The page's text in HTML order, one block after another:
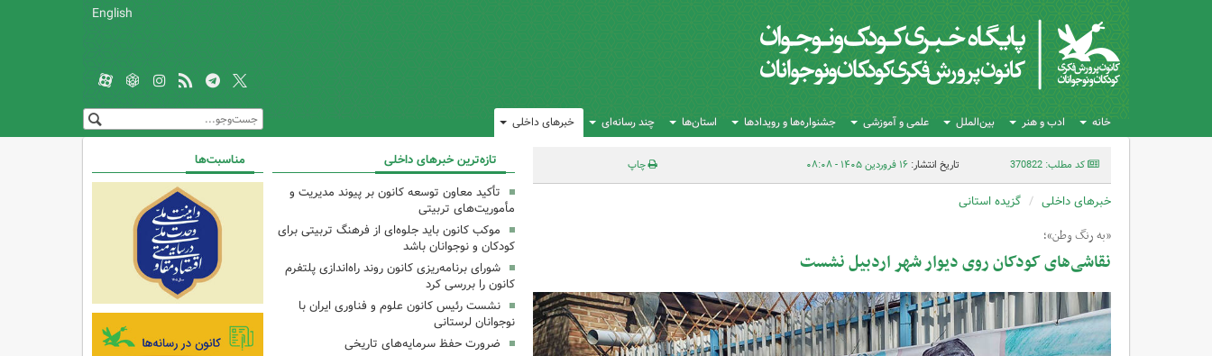
English
خانه ادب و هنر بین‌الملل علمی و آموزشی جشنواره‌ها و رویدادها استان‌ها چند رسانه‌ای خبرهای داخلی
کد مطلب: 370822 تاریخ انتشار:۱۶ فروردین ۱۴۰۵ - ۰۸:۰۸ چاپ
خبرهای داخلی گزیده استانی
«به رنگ وطن»؛
نقاشی‌های کودکان روی دیوار شهر اردبیل نشست
تازه‌ترین خبرهای داخلی
تأکید معاون توسعه کانون بر پیوند مدیریت و
مأموریت‌های تربیتی
موکب کانون باید جلوه‌ای از فرهنگ تربیتی برای
کودکان و نوجوانان باشد
شورای برنامه‌ریزی کانون روند راه‌اندازی پلتفرم
کانون را بررسی کرد
نشست رئیس کانون علوم و فناوری ایران با
نوجوانان لرستانی
ضرورت حفظ سرمایه‌های تاریخی
مناسبت‌ها